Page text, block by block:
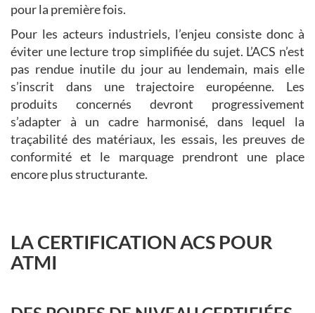
pour la première fois.
Pour les acteurs industriels, l’enjeu consiste donc à
éviter une lecture trop simplifiée du sujet. L’ACS n’est
pas rendue inutile du jour au lendemain, mais elle
s’inscrit dans une trajectoire européenne. Les
produits concernés devront progressivement
s’adapter à un cadre harmonisé, dans lequel la
traçabilité des matériaux, les essais, les preuves de
conformité et le marquage prendront une place
encore plus structurante.
LA CERTIFICATION ACS POUR
ATMI